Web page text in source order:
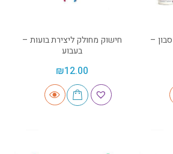
–
חישוק מחולק ליצירת בועות –
בעבוע
₪12.00